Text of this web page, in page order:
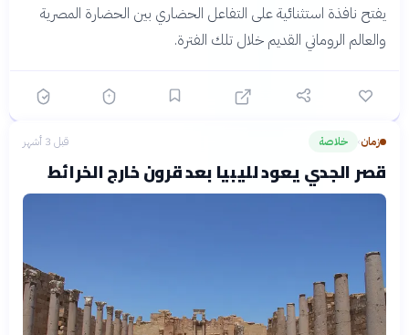
يفتح نافذة استثنائية على التفاعل الحضاري بين الحضارة المصرية
والعالم الروماني القديم خلال تلك الفترة.
زمان› خلاصة قبل 3 أشهر
قصر الجدي يعود لليبيا بعد قرون خارج الخرائط